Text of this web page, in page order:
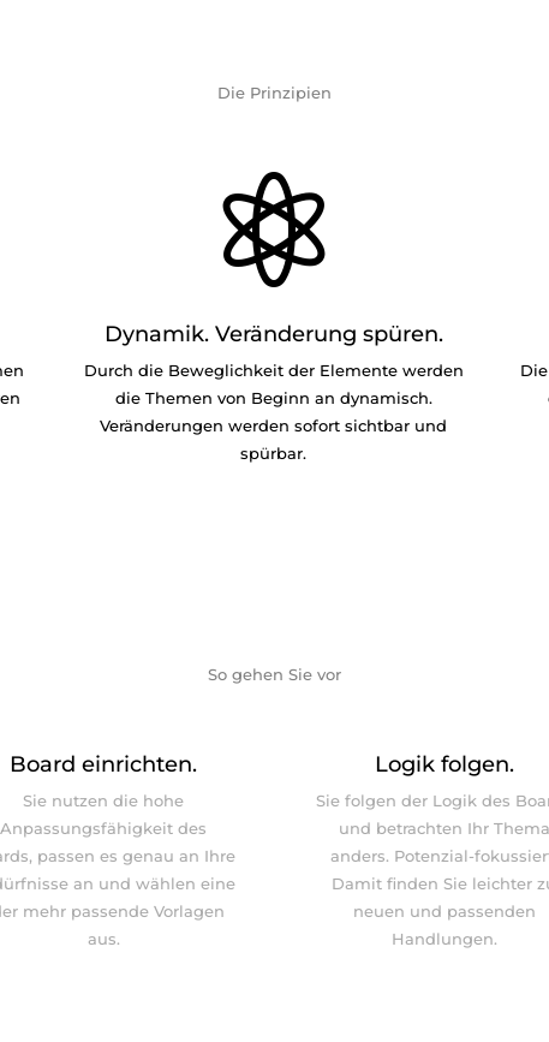
Die Prinzipien

Dynamik. Veränderung spüren.
Durch die Beweglichkeit der Elemente werden
die Themen von Beginn an dynamisch.
Veränderungen werden sofort sichtbar und
spürbar.
So gehen Sie vor
Board einrichten.
Sie nutzen die hohe
Anpassungsfähigkeit des
passen es genau an Ihre
an und wählen eine
mehr passende Vorlagen
aus.
Logik folgen.
Sie folgen der Logik des
und betrachten Ihr Thema
anders. Potenzial-
Damit finden Sie leichter
neuen und passenden
Handlungen.